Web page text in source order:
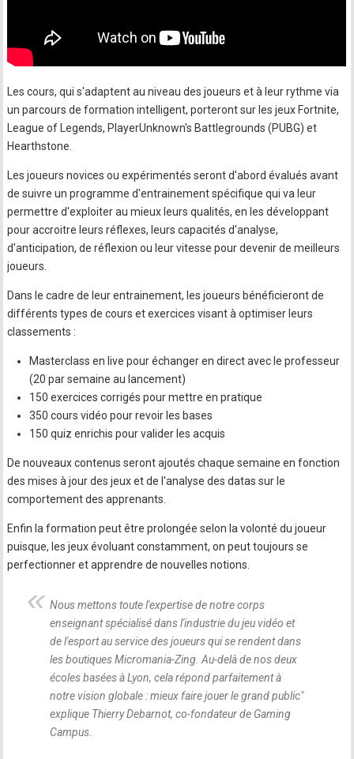
Les cours, qui s'adaptent au niveau des joueurs et à leur rythme via
un parcours de formation intelligent, porteront sur les jeux Fortnite,
League of Legends, PlayerUnknown's Battlegrounds (PUBG) et
Hearthstone.
Les joueurs novices ou expérimentés seront d'abord évalués avant
de suivre un programme d'entrainement spécifique qui va leur
permettre d'exploiter au mieux leurs qualités, en les développant
pour accroitre leurs réflexes, leurs capacités d'analyse,
d'anticipation, de réflexion ou leur vitesse pour devenir de meilleurs
joueurs.
Dans le cadre de leur entrainement, les joueurs bénéficieront de
différents types de cours et exercices visant à optimiser leurs
classements :
Masterclass en live pour échanger en direct avec le professeur
(20 par semaine au lancement)
150 exercices corrigés pour mettre en pratique
350 cours vidéo pour revoir les bases
150 quiz enrichis pour valider les acquis
De nouveaux contenus seront ajoutés chaque semaine en fonction
des mises à jour des jeux et de l'analyse des datas sur le
comportement des apprenants.
Enfin la formation peut être prolongée selon la volonté du joueur
puisque, les jeux évoluant constamment, on peut toujours se
perfectionner et apprendre de nouvelles notions.
Nous mettons toute l'expertise de notre corps
enseignant spécialisé dans l'industrie du jeu vidéo et
de l'esport au service des joueurs qui se rendent dans
les boutiques Micromania-Zing. Au-delà de nos deux
écoles basées à Lyon, cela répond parfaitement à
notre vision globale : mieux faire jouer le grand public"
explique Thierry Debarnot, co-fondateur de Gaming
Campus.